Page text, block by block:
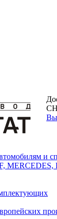
и
MERCEDES,